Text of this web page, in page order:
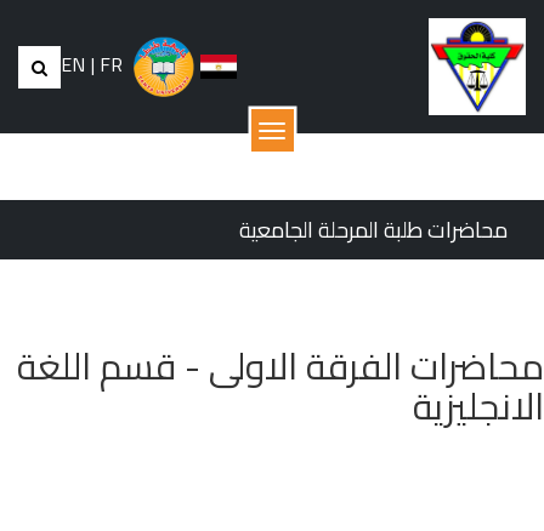
EN | FR
القائمة
محاضرات طلبة المرحلة الجامعية
محاضرات الفرقة الاولى - قسم اللغة
الانجليزية